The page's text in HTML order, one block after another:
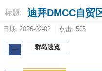
标题: 迪拜DMCC自贸
日期: 2026-02-02 点击: 505
一 群岛速览